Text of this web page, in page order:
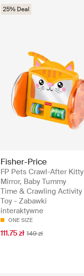
25% Deal
Fisher-Price
FP Pets Crawl-After Kitty
Mirror, Baby Tummy
Time & Crawling Activity
Toy - Zabawki
interaktywne
ONE SIZE
111.75 zł 149 zł